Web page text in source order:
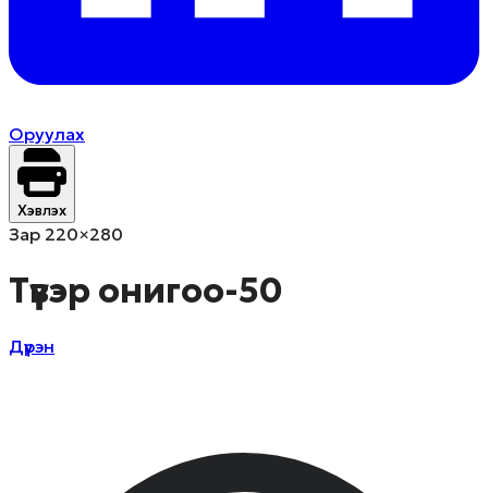
Оруулах
Хэвлэх
Зар 220×280
Түүвэр онигоо-50
Дүүрэн